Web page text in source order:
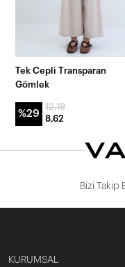
Tek Cepli Transparan
Gömlek
%29
12,19
8,62
Bizi Takip
KURUMSAL